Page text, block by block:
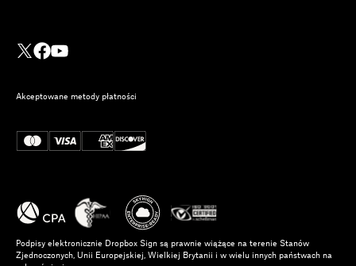
Akceptowane metody płatności
Podpisy elektronicznie Dropbox Sign są prawnie wiążące na terenie Stanów
Zjednoczonych, Unii Europejskiej, Wielkiej Brytanii i w wielu innych państwach na